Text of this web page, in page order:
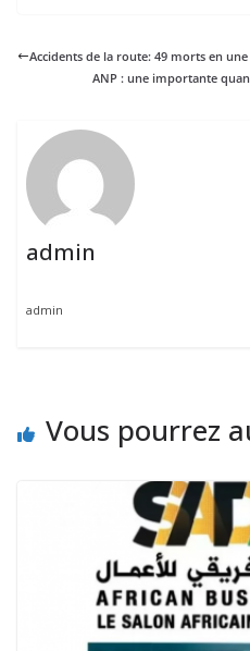
Accidents de la route: 49 morts en
ANP : une importante
admin
admin
Vous pourrez